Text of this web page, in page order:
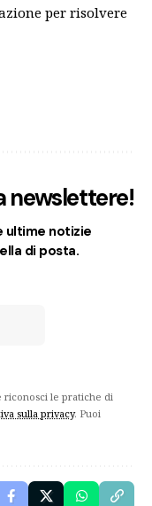
per risolvere
newslettere!
ultime notizie
di posta.
riconosci le pratiche di
sulla privacy. Puoi